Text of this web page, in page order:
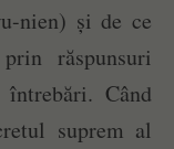
nien) și de ce
răspunsuri
Când
suprem al